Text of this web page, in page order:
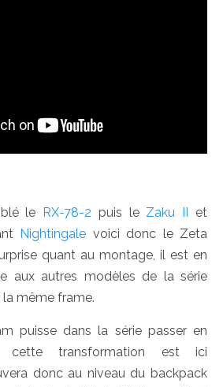
le RX-78-2 puis le Zaku II et
Nightingale voici donc le Zeta
quant au montage, il est en
aux autres modèles de la série
la même frame.
puisse dans la série passer en
transformation est ici
donc au niveau du backpack